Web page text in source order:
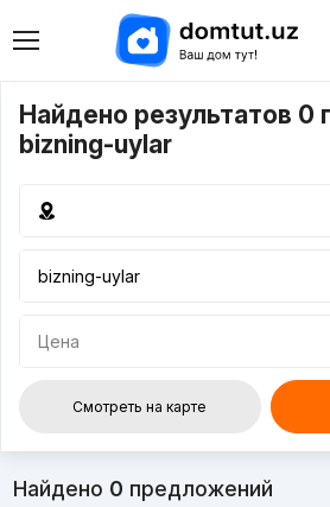
Найдено результатов 0
bizning-uylar
Цена
Смотреть на карте
Найдено 0 предложений